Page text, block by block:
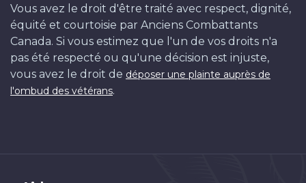
Vous avez le droit d'être traité avec respect, dignité,
équité et courtoisie par Anciens Combattants
Canada. Si vous estimez que l'un de vos droits n'a
pas été respecté ou qu'une décision est injuste,
vous avez le droit de déposer une plainte auprès de
l'ombud des vétérans.